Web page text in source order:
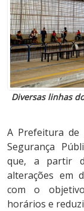
Diversas linhas
A Prefeitura de
Segurança
que, a partir
alterações em
com o
horários e